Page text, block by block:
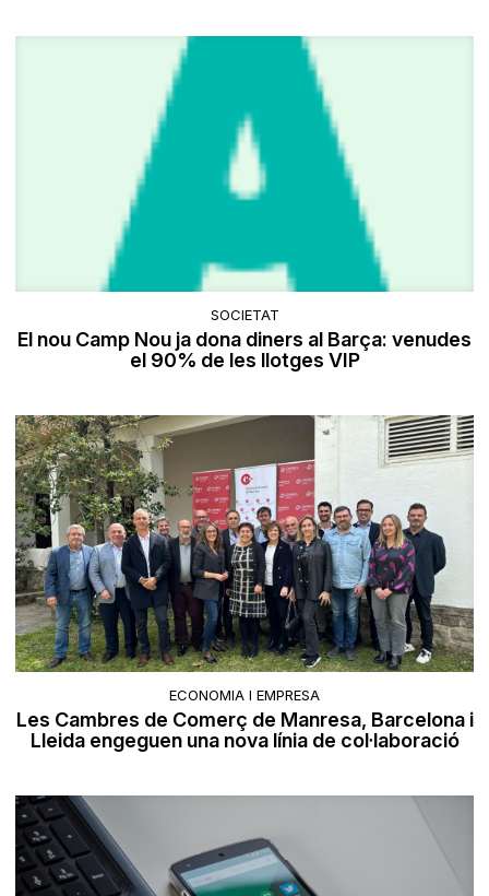
SOCIETAT
El nou Camp Nou ja dona diners al Barça: venudes
el 90% de les llotges VIP
ECONOMIA I EMPRESA
Les Cambres de Comerç de Manresa, Barcelona i
Lleida engeguen una nova línia de col·laboració